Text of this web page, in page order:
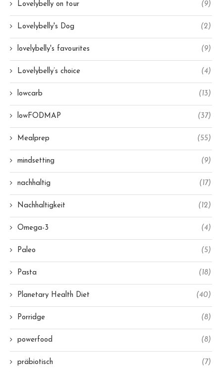
Lovelybelly on tour (9)
Lovelybelly's Dog (2)
lovelybelly's favourites (9)
Lovelybelly’s choice (4)
lowcarb (13)
lowFODMAP (37)
Mealprep (55)
mindsetting (9)
nachhaltig (17)
Nachhaltigkeit (12)
Omega-3 (4)
Paleo (5)
Pasta (18)
Planetary Health Diet (40)
Porridge (8)
powerfood (8)
präbiotisch (7)